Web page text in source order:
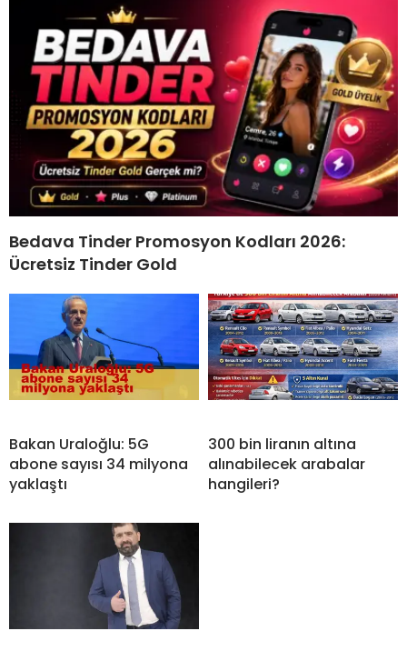
Bedava Tinder Promosyon Kodları 2026:
Ücretsiz Tinder Gold
Bakan Uraloğlu: 5G
abone sayısı 34 milyona
yaklaştı
300 bin liranın altına
alınabilecek arabalar
hangileri?